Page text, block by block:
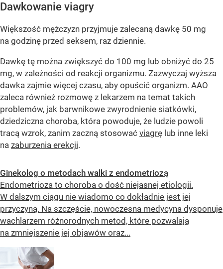
Dawkowanie viagry
Większość mężczyzn przyjmuje zalecaną dawkę 50 mg
na godzinę przed seksem, raz dziennie.
Dawkę tę można zwiększyć do 100 mg lub obniżyć do 25
mg, w zależności od reakcji organizmu. Zazwyczaj wyższa
dawka zajmie więcej czasu, aby opuścić organizm. AAO
zaleca również rozmowę z lekarzem na temat takich
problemów, jak barwnikowe zwyrodnienie siatkówki,
dziedziczna choroba, która powoduje, że ludzie powoli
tracą wzrok, zanim zaczną stosować viagrę lub inne leki
na zaburzenia erekcji.
Ginekolog o metodach walki z endometriozą
Endometrioza to choroba o dość niejasnej etiologii.
W dalszym ciągu nie wiadomo co dokładnie jest jej
przyczyną. Na szczęście, nowoczesna medycyna dysponuje
wachlarzem różnorodnych metod, które pozwalają
na zmniejszenie jej objawów oraz...